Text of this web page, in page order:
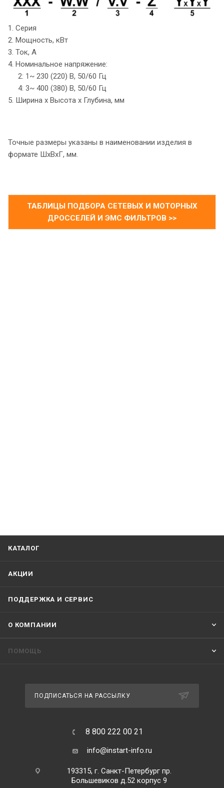
1. Серия
2. Мощность, кВт
3. Ток, А
4. Номинальное напряжение:
2: 1~ 230 (220) B, 50/60 Гц
4: 3~ 400 (380) B, 50/60 Гц
5. Ширина х Высота х Глубина, мм
Точные размеры указаны в наименовании изделия в
формате ШхВхГ, мм.
ТАБЛИЦЫ ПОДБОРА СЕТЕВЫХ И МОТОРНЫХ
ДРОССЕЛЕЙ И ЭМС ФИЛЬТРОВ >>
КАТАЛОГ
АКЦИИ
ПОДДЕРЖКА И СЕРВИС
О КОМПАНИИ
ПОМОЩЬ
ПОДПИСАТЬСЯ НА РАССЫЛКУ
8 800 222 00 21
info@instart-info.ru
193315, г. Санкт-Петербург пр.
Большевиков д.52 корпус 9